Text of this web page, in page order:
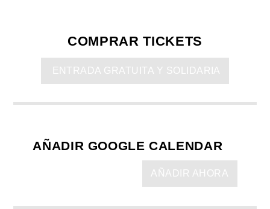
COMPRAR TICKETS
ENTRADA GRATUITA Y SOLIDARIA
AÑADIR GOOGLE CALENDAR
AÑADIR AHORA